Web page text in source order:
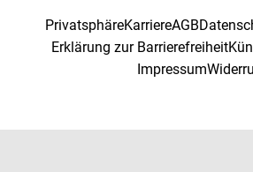
PrivatsphäreKarriereAGB
Erklärung zur Barrierefreiheit
Impressum